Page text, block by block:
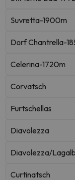
Suvretta-1900m
Dorf Chantrella-
Celerina-1720m
Corvatsch
Furtschellas
Diavolezza
Diavolezza/
Curtinatsch